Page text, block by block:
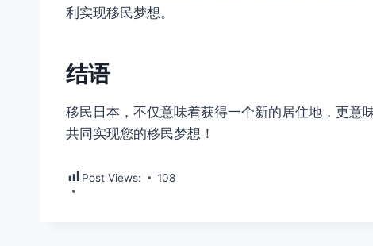
利实现移民梦想。
结语
移民日本，不仅意味着获得一个新的居住地，更意
共同实现您的移民梦想！
Post Views: 108